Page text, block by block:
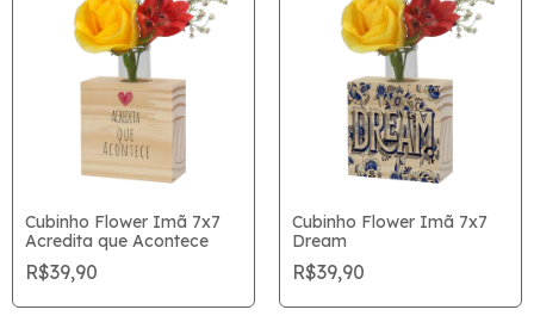
Cubinho Flower Imã 7x7
Acredita que Acontece
R$39,90
Cubinho Flower Imã 7x7
Dream
R$39,90